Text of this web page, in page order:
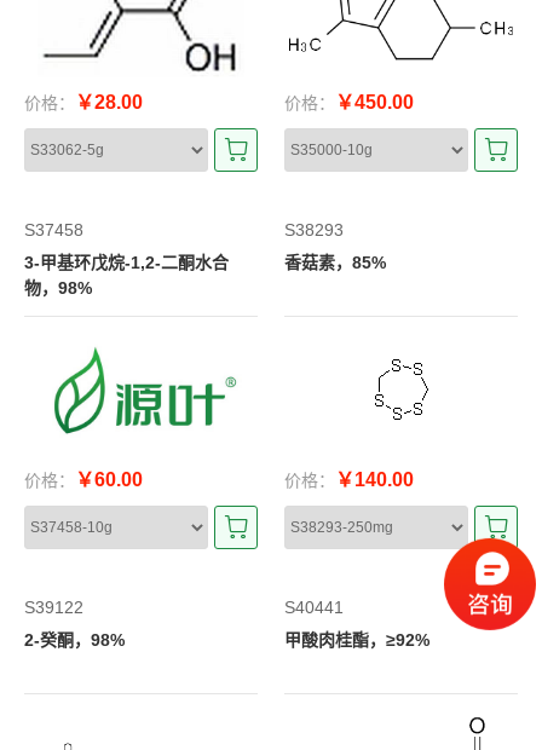
价格： ￥28.00 价格： ￥450.00
S37458
3-甲基环戊烷-1,2-二酮水合
物，98%
价格： ￥60.00
S38293
香菇素，85%
价格： ￥140.00
S39122
2-癸酮，98%
S40441
甲酸肉桂酯，≥92%